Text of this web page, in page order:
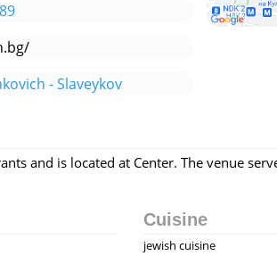
- Slaveykov
and is located at Center. The venue
Cuisine
jewish cuisine